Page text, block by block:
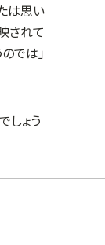
は思い
されて
では」
しょう